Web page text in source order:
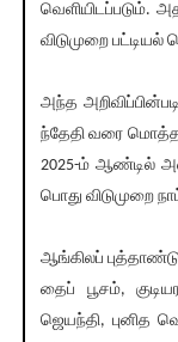
வெளியிடப்படும்.
விடுமுறை பட்டியல்
அந்த
ந்தேதி வரை
2025-ம் ஆண்டில்
பொது விடுமுறை
ஆங்கிலப்
தைப் பூசம்,
ஜெயந்தி, புனித